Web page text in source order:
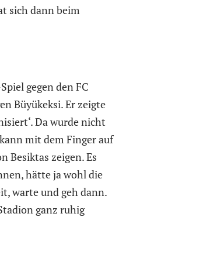
sich dann beim
gegen den FC
Büyükeksi. Er zeigte
Da wurde nicht
mit dem Finger auf
Besiktas zeigen. Es
hätte ja wohl die
warte und geh dann.
ganz ruhig